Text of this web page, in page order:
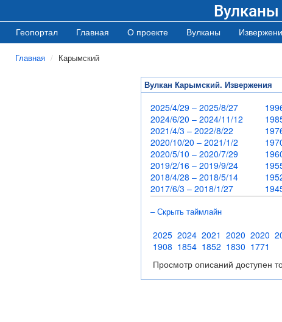
Вулканы
Геопортал Главная О проекте Вулканы
Главная Карымский
Вулкан Карымский. Извержения
2025/4/29 – 2025/8/27
2024/6/20 – 2024/11/12
2021/4/3 – 2022/8/22
2020/10/20 – 2021/1/2
2020/5/10 – 2020/7/29
2019/2/16 – 2019/9/24
2018/4/28 – 2018/5/14
2017/6/3 – 2018/1/27
– Скрыть таймлайн
2025 2024 2021 2020 2020
1908 1854 1852 1830 1771
Просмотр описаний доступен